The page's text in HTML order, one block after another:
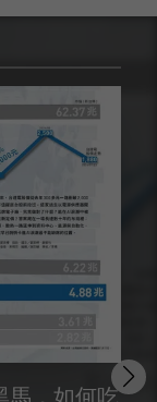
馬，如何吃